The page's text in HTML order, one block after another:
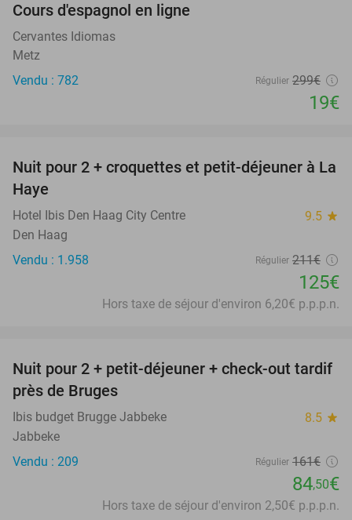
Cours d'espagnol en ligne
Cervantes Idiomas
Metz
Vendu : 782
Régulier 299€
19€
41%
Nuit pour 2 + croquettes et petit-déjeuner à La
Haye
Hotel Ibis Den Haag City Centre 9.5 star
Den Haag
Vendu : 1.958
Régulier 211€
125€
Hors taxe de séjour d'environ 6,20€ p.p.p.n.
48%
Nuit pour 2 + petit-déjeuner + check-out tardif
près de Bruges
Ibis budget Brugge Jabbeke 8.5 star
Jabbeke
Vendu : 209
Régulier 161€
84,50€
Hors taxe de séjour d'environ 2,50€ p.p.p.n.